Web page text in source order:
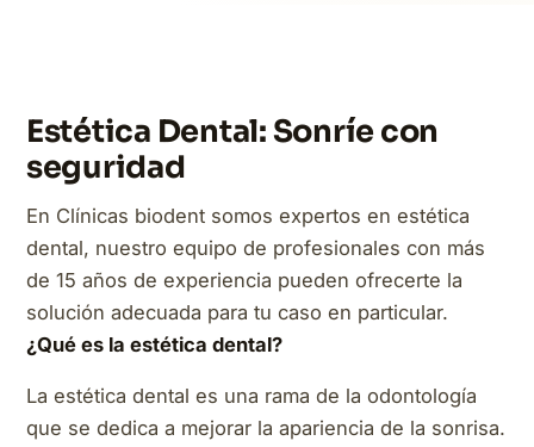
Estética Dental: Sonríe con
seguridad
En Clínicas biodent somos expertos en estética
dental, nuestro equipo de profesionales con más
de 15 años de experiencia pueden ofrecerte la
solución adecuada para tu caso en particular.
¿Qué es la estética dental?
La estética dental es una rama de la odontología
que se dedica a mejorar la apariencia de la sonrisa.